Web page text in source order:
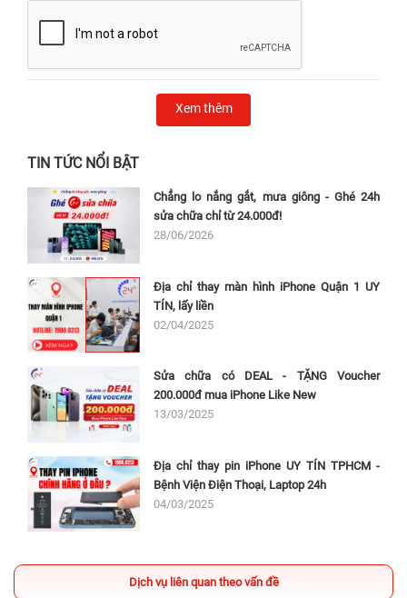
Xem thêm
TIN TỨC NỔI BẬT
Chẳng lo nắng gắt, mưa giông - Ghé 24h
sửa chữa chỉ từ 24.000đ!
28/06/2026
Địa chỉ thay màn hình iPhone Quận 1 UY
TÍN, lấy liền
02/04/2025
Sửa chữa có DEAL - TẶNG Voucher
200.000đ mua iPhone Like New
13/03/2025
Địa chỉ thay pin iPhone UY TÍN TPHCM -
Bệnh Viện Điện Thoại, Laptop 24h
04/03/2025
Dịch vụ liên quan theo vấn đề